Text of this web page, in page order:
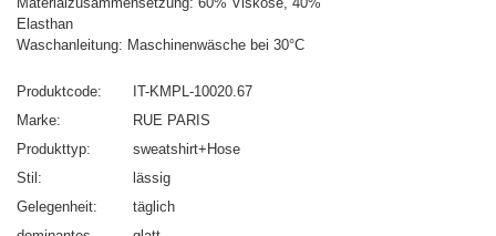
Elasthan
Waschanleitung: Maschinenwäsche bei 30°C
Produktcode
IT-KMPL-10020.67
Marke
RUE PARIS
Produkttyp
sweatshirt+Hose
Stil
lässig
Gelegenheit
täglich